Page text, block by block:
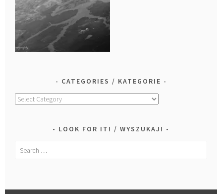
CATEGORIES / KATEGORIE
Categories
LOOK FOR IT! / WYSZUKAJ!
Search